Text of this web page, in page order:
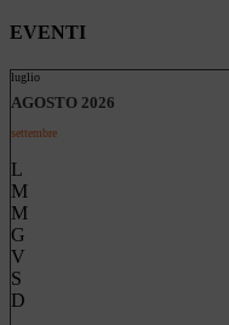
EVENTI
luglio
AGOSTO 2026
settembre
L
M
M
G
V
S
D